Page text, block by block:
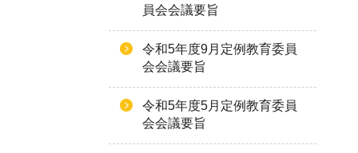
員会会議要旨
令和5年度9月定例教育委員
会会議要旨
令和5年度5月定例教育委員
会会議要旨